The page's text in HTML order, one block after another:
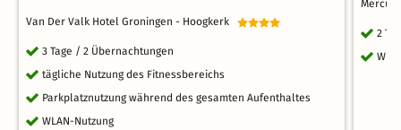
Van Der Valk Hotel Groningen - Hoogkerk
3 Tage / 2 Übernachtungen
tägliche Nutzung des Fitnessbereichs
Parkplatznutzung während des gesamten Aufenthaltes
WLAN-Nutzung
2